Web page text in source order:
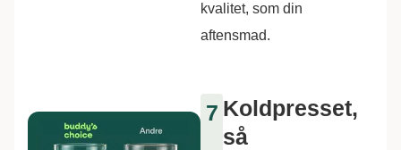
kvalitet, som din
aftensmad.
7 Koldpresset,
så